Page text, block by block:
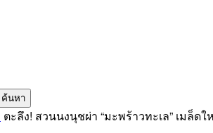
ตะลึง! สวนนงนุชผ่า “มะพร้าวทะเล” เมล็